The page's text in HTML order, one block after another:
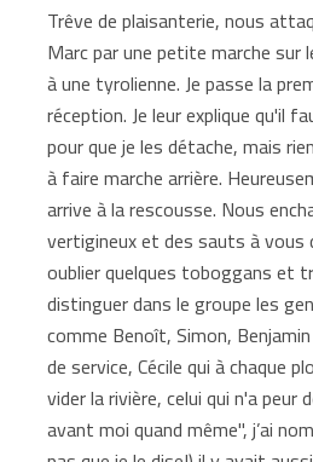
Trêve de plaisanterie, nous
Marc par une petite marche sur
à une tyrolienne. Je passe la
réception. Je leur explique qu'il
pour que je les détache, mais
à faire marche arrière.
arrive à la rescousse. Nous
vertigineux et des sauts à vous
oublier quelques toboggans et
distinguer dans le groupe les
comme Benoît, Simon,
de service, Cécile qui à chaque
vider la rivière, celui qui n'a peur
avant moi quand même'', j’ai